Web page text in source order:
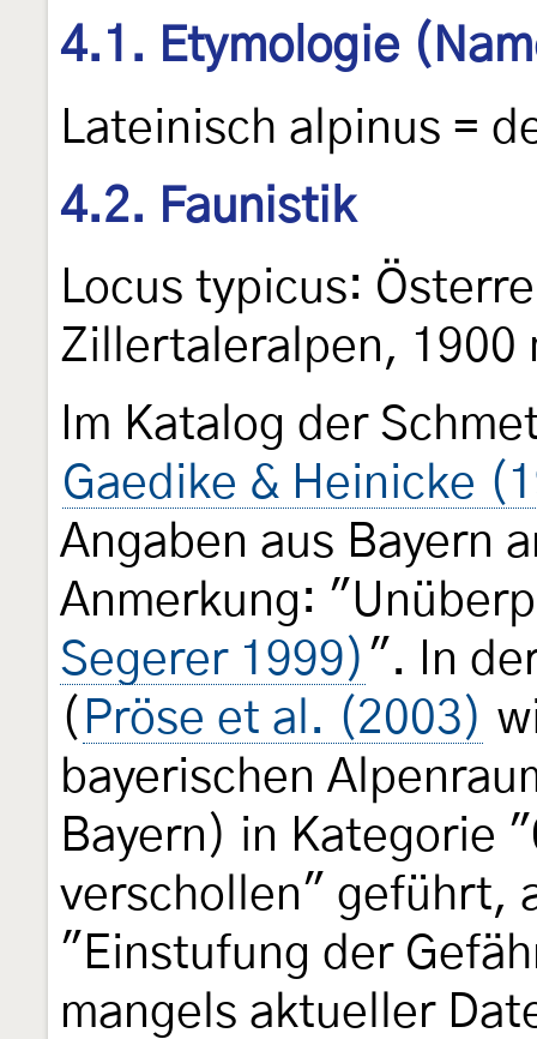
4.1. Etymologie
Lateinisch alpinus =
4.2. Faunistik
Locus typicus:
Zillertaleralpen, 1900
Im Katalog der
Gaedike & Heinicke
Angaben aus Bayern
Anmerkung:
Segerer 1999) ". In
( Pröse et al. (2003)
bayerischen
Bayern) in Kategorie
verschollen" geführt,
"Einstufung der
mangels aktueller